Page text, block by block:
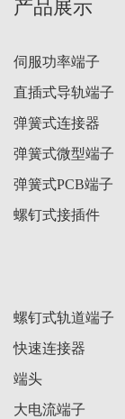
产品展示
伺服功率端子
直插式导轨端子
弹簧式连接器
弹簧式微型端子
弹簧式PCB端子
螺钉式接插件
螺钉式轨道端子
快速连接器
端头
大电流端子